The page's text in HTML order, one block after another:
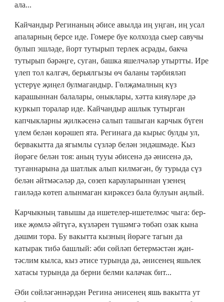
ала...
Кайчандыр Регинаның әбисе авылда иң уңган, иң усал
апаларның берсе иде. Гомере буе колхозда сыер савучы
булып эшләде, йорт тутырып терлек асрады, бакча
тутырып бәрәңге, суган, башка яшелчәләр утыртты. Ире
үлеп тол калгач, берьялгызы өч баланы тәрбияләп
үстерүе җиңел булмагандыр. Гөлҗамалның күз
карашыннан балалары, оныклары, хәтта кияүләре дә
куркып торалар иде. Кайчандыр ашлык тутырган
капчыкларны җилкәсенә салып ташыган карчык бүген
үлем белән көрәшеп ята. Регинага да кырыс булды ул,
бервакытта да ягымлы сүзләр белән эндәшмәде. Кыз
йөрәге белән тоя: аның тууы әбисенә дә әнисенә дә,
туганнарына да шатлык алып килмәгән, бу турыда сүз
белән әйтмәсәләр дә, сөзеп карауларыннан үзенең
гаиләдә көтеп алынмаган кирәксез бала булуын аңлый.
Карчыкның тавышы да ишетелер-ишетелмәс чыга: бер-
ике җөмлә әйтүгә, күзләрен түшәмгә төбәп озак кына
дәшми тора. Бу вакытта кызның йөрәге тагын да
катырак тибә башлый: әби сөйләп бетермәстән җан-
тәслим кылса, кыз әтисе турында да, әнисенең яшьлек
хатасы турында да берни белми калачак бит...
Әби сөйләгәннәрдән Регина әнисенең яшь вакытта ут